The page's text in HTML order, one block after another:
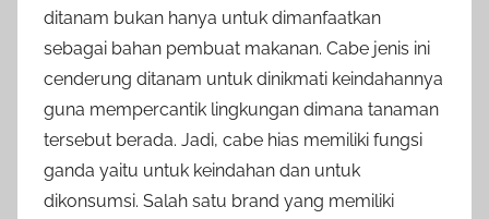
ditanam bukan hanya untuk dimanfaatkan
sebagai bahan pembuat makanan. Cabe jenis ini
cenderung ditanam untuk dinikmati keindahannya
guna mempercantik lingkungan dimana tanaman
tersebut berada. Jadi, cabe hias memiliki fungsi
ganda yaitu untuk keindahan dan untuk
dikonsumsi. Salah satu brand yang memiliki